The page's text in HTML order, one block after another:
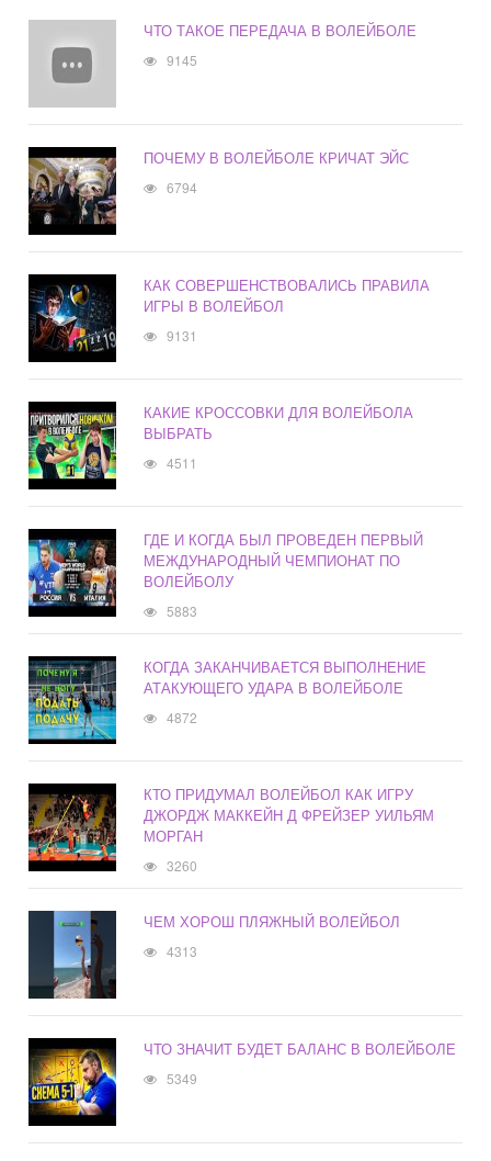
ЧТО ТАКОЕ ПЕРЕДАЧА В ВОЛЕЙБОЛЕ
9145
ПОЧЕМУ В ВОЛЕЙБОЛЕ КРИЧАТ ЭЙС
6794
КАК СОВЕРШЕНСТВОВАЛИСЬ ПРАВИЛА
ИГРЫ В ВОЛЕЙБОЛ
9131
КАКИЕ КРОССОВКИ ДЛЯ ВОЛЕЙБОЛА
ВЫБРАТЬ
4511
ГДЕ И КОГДА БЫЛ ПРОВЕДЕН ПЕРВЫЙ
МЕЖДУНАРОДНЫЙ ЧЕМПИОНАТ ПО
ВОЛЕЙБОЛУ
5883
КОГДА ЗАКАНЧИВАЕТСЯ ВЫПОЛНЕНИЕ
АТАКУЮЩЕГО УДАРА В ВОЛЕЙБОЛЕ
4872
КТО ПРИДУМАЛ ВОЛЕЙБОЛ КАК ИГРУ
ДЖОРДЖ МАККЕЙН Д ФРЕЙЗЕР УИЛЬЯМ
МОРГАН
3260
ЧЕМ ХОРОШ ПЛЯЖНЫЙ ВОЛЕЙБОЛ
4313
ЧТО ЗНАЧИТ БУДЕТ БАЛАНС В ВОЛЕЙБОЛЕ
5349